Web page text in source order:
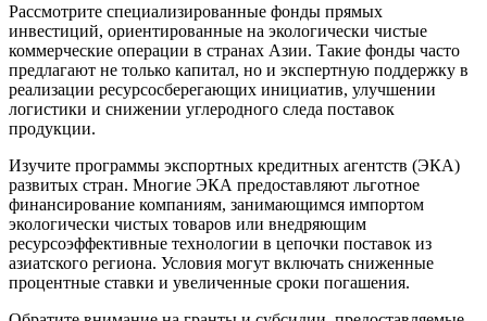
Рассмотрите специализированные фонды прямых
инвестиций, ориентированные на экологически чистые
коммерческие операции в странах Азии. Такие фонды часто
предлагают не только капитал, но и экспертную поддержку в
реализации ресурсосберегающих инициатив, улучшении
логистики и снижении углеродного следа поставок
продукции.
Изучите программы экспортных кредитных агентств (ЭКА)
развитых стран. Многие ЭКА предоставляют льготное
финансирование компаниям, занимающимся импортом
экологически чистых товаров или внедряющим
ресурсоэффективные технологии в цепочки поставок из
азиатского региона. Условия могут включать сниженные
процентные ставки и увеличенные сроки погашения.